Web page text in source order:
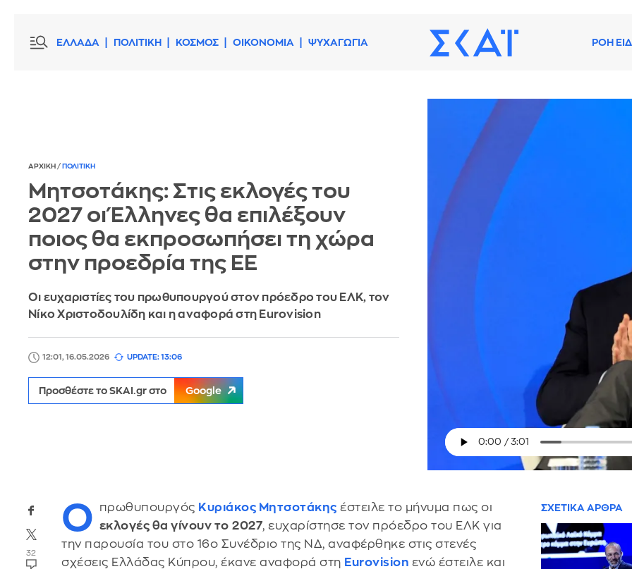
ΕΛΛΑΔΑ ΠΟΛΙΤΙΚΗ ΚΟΣΜΟΣ ΟΙΚΟΝΟΜΙΑ ΨΥΧΑΓΩΓΙΑ ΡΟΗ
ΑΡΧΙΚΗ / ΠΟΛΙΤΙΚΗ
Μητσοτάκης: Στις εκλογές του
2027 οι Έλληνες θα επιλέξουν
ποιος θα εκπροσωπήσει τη χώρα
στην προεδρία της ΕΕ
Οι ευχαριστίες του πρωθυπουργού στον πρόεδρο του ΕΛΚ, τον
Νίκο Χριστοδουλίδη και η αναφορά στη Eurovision
12:01, 16.05.2026 UPDATE: 13:06
Προσθέστε το SKAI.gr στο Google
32
Ο πρωθυπουργός Κυριάκος Μητσοτάκης έστειλε το μήνυμα πως οι
εκλογές θα γίνουν το 2027, ευχαρίστησε τον πρόεδρο του ΕΛΚ για
την παρουσία του στο 16ο Συνέδριο της ΝΔ, αναφέρθηκε στις στενές
σχέσεις Ελλάδας Κύπρου, έκανε αναφορά στη Eurovision ενώ έστειλε και
ΣΧΕΤΙΚΑ ΑΡΘΡΑ